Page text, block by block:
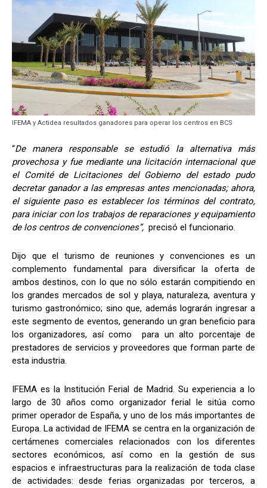
IFEMA y Actidea resultados ganadores para operar los centros en BCS
“De manera responsable se estudió la alternativa más
provechosa y fue mediante una licitación internacional que
el Comité de Licitaciones del Gobierno del estado pudo
decretar ganador a las empresas antes mencionadas; ahora,
el siguiente paso es establecer los términos del contrato,
para iniciar con los trabajos de reparaciones y equipamiento
de los centros de convenciones”, precisó el funcionario.
Dijo que el turismo de reuniones y convenciones es un
complemento fundamental para diversificar la oferta de
ambos destinos, con lo que no sólo estarán compitiendo en
los grandes mercados de sol y playa, naturaleza, aventura y
turismo gastronómico; sino que, además lograrán ingresar a
este segmento de eventos, generando un gran beneficio para
los organizadores, así como para un alto porcentaje de
prestadores de servicios y proveedores que forman parte de
esta industria.
IFEMA es la Institución Ferial de Madrid. Su experiencia a lo
largo de 30 años como organizador ferial le sitúa como
primer operador de España, y uno de los más importantes de
Europa. La actividad de IFEMA se centra en la organización de
certámenes comerciales relacionados con los diferentes
sectores económicos, así como en la gestión de sus
espacios e infraestructuras para la realización de toda clase
de actividades: desde ferias organizadas por terceros, a